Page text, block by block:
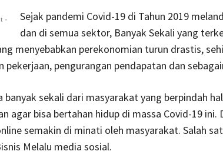
-
Sejak pandemi Covid-19 di Tahun 2019
dan di semua sektor, Banyak Sekali yang
menyebabkan perekonomian turun drastis,
pekerjaan, pengurangan pendapatan dan
banyak sekali dari masyarakat yang berpindah
agar bisa bertahan hidup di massa Covid-19 ini.
semakin di minati oleh masyarakat. Salah
Melalu media sosial.